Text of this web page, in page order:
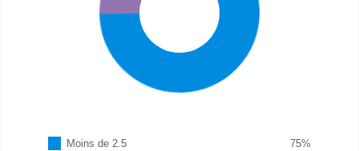
Moins de 2.5 %
75